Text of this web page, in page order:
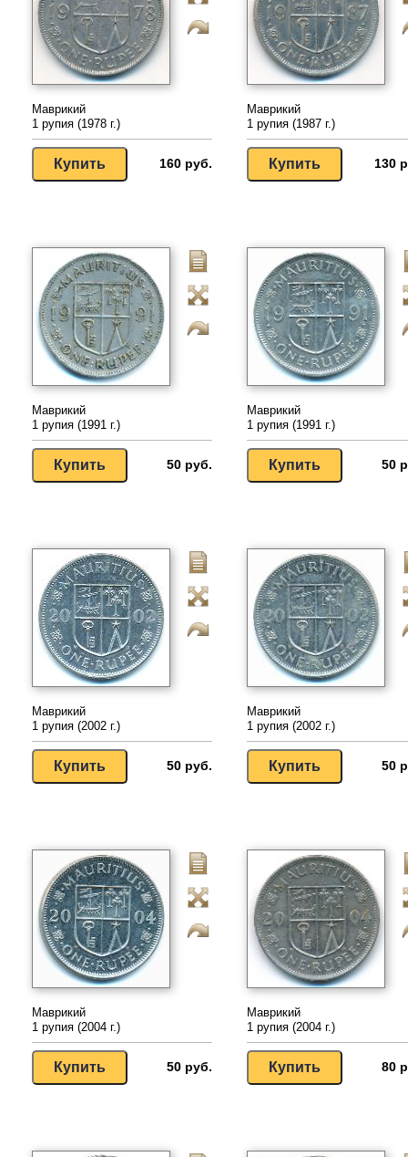
Маврикий
1 рупия (1978 г.)
160 руб.
Маврикий
1 рупия (1987 г.)
130
Маврикий
1 рупия (1991 г.)
50 руб.
Маврикий
1 рупия (1991 г.)
50
Маврикий
1 рупия (2002 г.)
50 руб.
Маврикий
1 рупия (2002 г.)
50
Маврикий
1 рупия (2004 г.)
50 руб.
Маврикий
1 рупия (2004 г.)
80